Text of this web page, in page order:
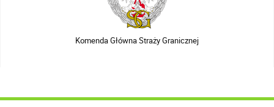
Komenda Główna Straży Granicznej